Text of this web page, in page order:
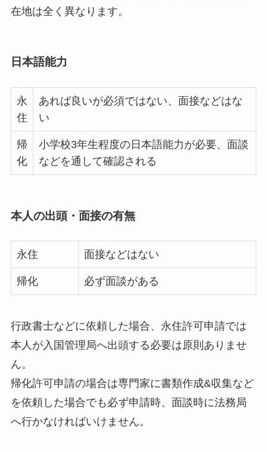
在地は全く異なります。
日本語能力
永
住
あれば良いが必須ではない、面接などはな
い
帰
化
小学校3年生程度の日本語能力が必要、面談
などを通して確認される
本人の出頭・面接の有無
永住 面接などはない
帰化 必ず面談がある
行政書士などに依頼した場合、永住許可申請では
本人が入国管理局へ出頭する必要は原則ありませ
ん。
帰化許可申請の場合は専門家に書類作成&収集など
を依頼した場合でも必ず申請時、面談時に法務局
へ行かなければいけません。